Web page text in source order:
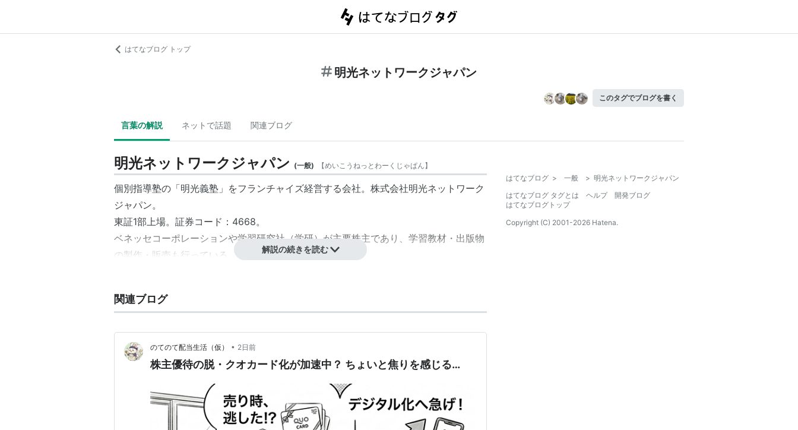
はてなブログ トップ
明光ネットワークジャパン
このタグでブログを書く
言葉の解説 ネットで話題 関連ブログ
明光ネットワークジャパン (一般) 【めいこうねっとわーくじゃぱん】
個別指導塾の「明光義塾 」をフランチャイズ経営する会社。株式会社明光ネットワーク
ジャパン。
東証1部上場。証券コード：4668。
ベネッセコーポレーションや学習研究社（学研）が主要株主であり、学習教材・出版物
の製作・販売も行っている。
解説の続きを読む
関連ブログ
のてのて配当生活（仮） • 2日前
株主優待の脱・クオカード化が加速中？ ちょいと焦りを感じる…
はてなブログ > 一般 > 明光ネットワークジャパン
はてなブログ タグとは
ヘルプ
開発ブログ
はてなブログトップ
Copyright (C) 2001-2026 Hatena.